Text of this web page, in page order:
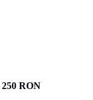
250 RON